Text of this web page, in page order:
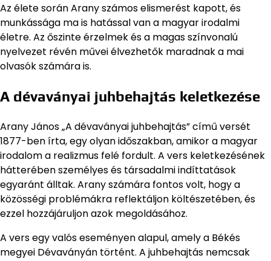
Az élete során Arany számos elismerést kapott, és
munkássága ma is hatással van a magyar irodalmi
életre. Az őszinte érzelmek és a magas színvonalú
nyelvezet révén művei élvezhetők maradnak a mai
olvasók számára is.
A dévaványai juhbehajtás keletkezése
Arany János „A dévaványai juhbehajtás” című versét
1877-ben írta, egy olyan időszakban, amikor a magyar
irodalom a realizmus felé fordult. A vers keletkezésének
hátterében személyes és társadalmi indíttatások
egyaránt álltak. Arany számára fontos volt, hogy a
közösségi problémákra reflektáljon költészetében, és
ezzel hozzájáruljon azok megoldásához.
A vers egy valós eseményen alapul, amely a Békés
megyei Dévaványán történt. A juhbehajtás nemcsak